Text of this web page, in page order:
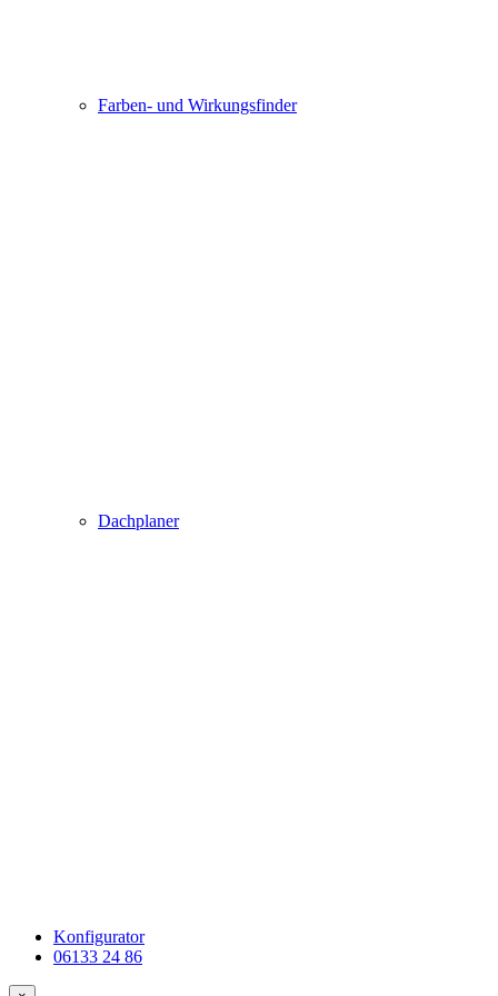
Farben- und Wirkungsfinder
Dachplaner
Konfigurator
06133 24 86